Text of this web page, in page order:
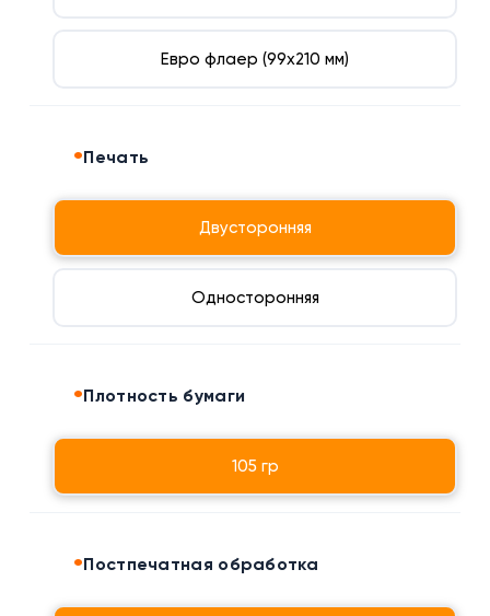
Евро флаер (99х210 мм)
Печать
Двусторонняя
Односторонняя
Плотность бумаги
105 гр
Постпечатная обработка